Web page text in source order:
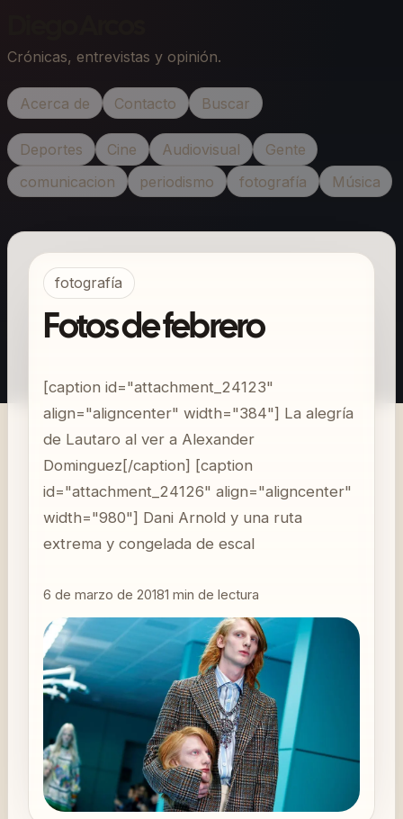
Crónicas, entrevistas y opinión.
Acerca de Contacto Buscar
Deportes Cine Audiovisual
Gente
comunicacion
periodismo fotografía Música
fotografía
Fotos de febrero
[caption id="attachment_24123"
align="aligncenter" width="384"] La alegría
de Lautaro al ver a Alexander
Dominguez[/caption] [caption
id="attachment_24126" align="aligncenter"
width="980"] Dani Arnold y una ruta
extrema y congelada de escal
6 de marzo de 20181 min de lectura